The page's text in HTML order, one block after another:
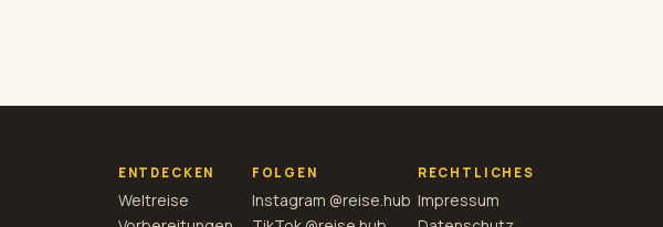
ENTDECKEN
Weltreise
FOLGEN
Instagram @reise.hub
RECHTLICHES
Impressum